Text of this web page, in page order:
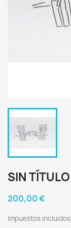
SIN TÍTULO
200,00 €
Impuestos incluidos